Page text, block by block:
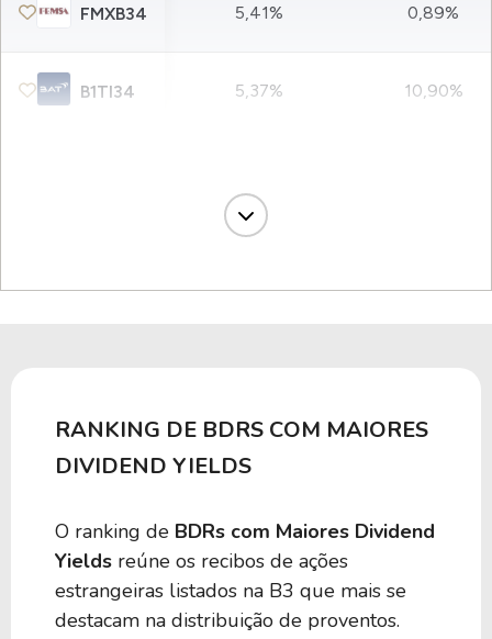
FMXB34 5,41% 0,89%
B1TI34 5,37% 10,90%
5,33%
G1AM34 5,04%
A1RE34
BLPA39 4,93%
RANKING DE BDRS COM MAIORES
DIVIDEND YIELDS
O ranking de BDRs com Maiores Dividend
Yields reúne os recibos de ações
estrangeiras listados na B3 que mais se
destacam na distribuição de proventos.